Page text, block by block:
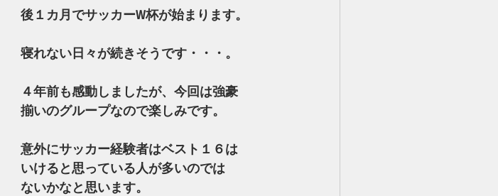
後１カ月でサッカーW杯が始まります。
寝れない日々が続きそうです・・・。
４年前も感動しましたが、今回は強豪
揃いのグループなので楽しみです。
意外にサッカー経験者はベスト１６は
いけると思っている人が多いのでは
ないかなと思います。